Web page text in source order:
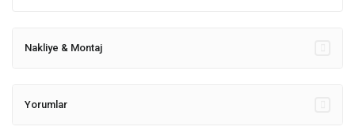
Nakliye & Montaj
Yorumlar